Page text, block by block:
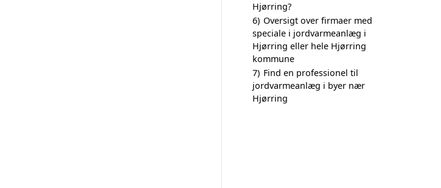
Hjørring?
6) Oversigt over firmaer med
speciale i jordvarmeanlæg i
Hjørring eller hele Hjørring
kommune
7) Find en professionel til
jordvarmeanlæg i byer nær
Hjørring